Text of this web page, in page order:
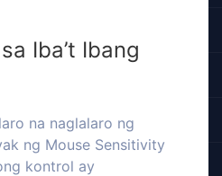
Iba’t Ibang
na naglalaro ng
ng Mouse Sensitivity
kontrol ay